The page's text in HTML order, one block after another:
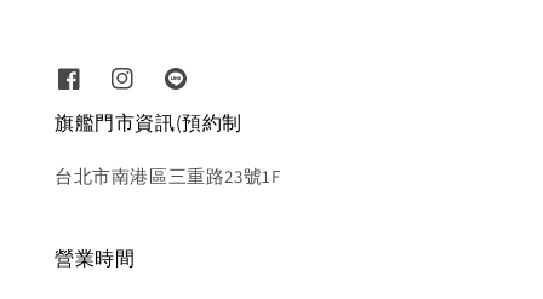
旗艦門市資訊(預約制
台北市南港區三重路23號1F
營業時間